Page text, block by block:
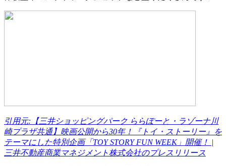
引用元:【三井ショッピングパーク ららぽーと・ラゾーナ川
崎プラザ共通】映画公開から30年！『トイ・ストーリー』を
テーマにした特別企画「TOY STORY FUN WEEK」開催！ |
三井不動産商業マネジメント株式会社のプレスリリース